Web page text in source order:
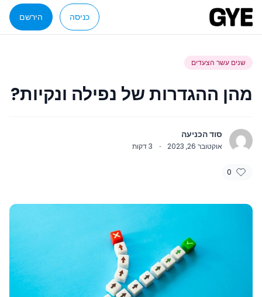
כניסה הירשם
שנים עשר הצעדים
מהן ההגדרות של נפילה ונקיות?
סוד הכניעה
אוקטובר 26, 2023 ·
3דקות
0